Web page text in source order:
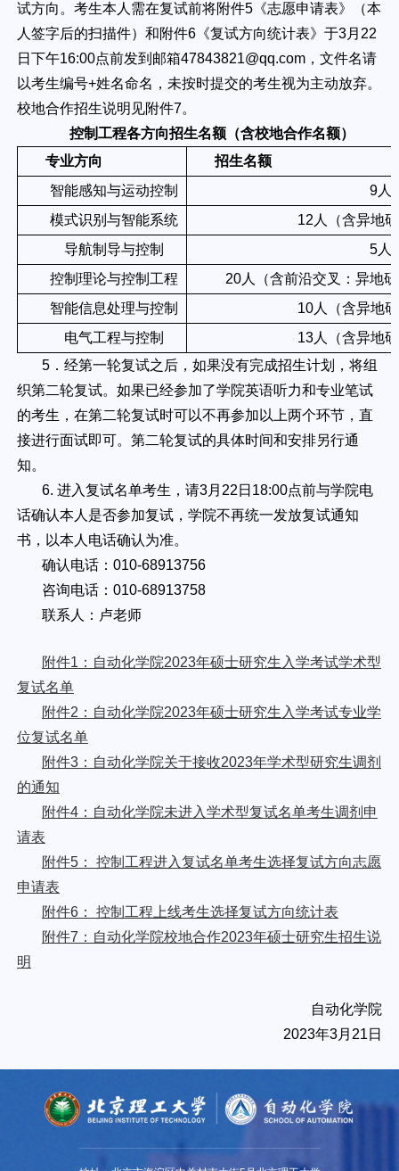
试方向。考生本人需在复试前将附件5《志愿申请表》（本
人签字后的扫描件）和附件6《复试方向统计表》于3月22
日下午16:00点前发到邮箱47843821@qq.com，文件名请
以考生编号+姓名命名，未按时提交的考生视为主动放弃。
校地合作招生说明见附件7。
控制工程各方向招生名额（含校地合作名额）
专业方向
招生名额
智能感知与运动控制
9人
模式识别与智能系统
12人（含异地
导航制导与控制
5人
控制理论与控制工程
20人（含前沿交叉：异地
智能信息处理与控制
10人（含异地
电气工程与控制
13人（含异地
5．经第一轮复试之后，如果没有完成招生计划，将组
织第二轮复试。如果已经参加了学院英语听力和专业笔试
的考生，在第二轮复试时可以不再参加以上两个环节，直
接进行面试即可。第二轮复试的具体时间和安排另行通
知。
6. 进入复试名单考生，请3月22日18:00点前与学院电
话确认本人是否参加复试，学院不再统一发放复试通知
书，以本人电话确认为准。
确认电话：010-68913756
咨询电话：010-68913758
联系人：卢老师
附件1：自动化学院2023年硕士研究生入学考试学术型
复试名单
附件2：自动化学院2023年硕士研究生入学考试专业学
位复试名单
附件3：自动化学院关于接收2023年学术型研究生调剂
的通知
附件4：自动化学院未进入学术型复试名单考生调剂申
请表
附件5： 控制工程进入复试名单考生选择复试方向志愿
申请表
附件6： 控制工程上线考生选择复试方向统计表
附件7：自动化学院校地合作2023年硕士研究生招生说
明
自动化学院
2023年3月21日